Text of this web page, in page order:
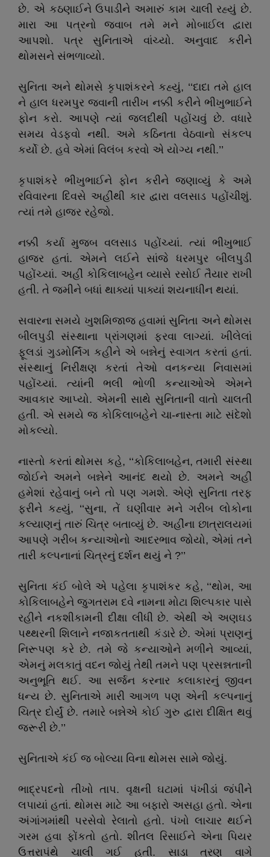
છે. એ કઠણાઈને ઉપાડીને અમારું કામ ચાલી રહ્યું છે.
મારા આ પત્રનો જવાબ તમે મને મોબાઈલ દ્વારા
આપશો. પત્ર સુનિતાએ વાંચ્યો. અનુવાદ કરીને
થોમસને સંભળાવ્યો.
સુનિતા અને થોમસે કૃપાશંકરને કહ્યું, ‘‘દાદા તમે હાલ
ને હાલ ધરમપુર જવાની તારીખ નક્કી કરીને ભીખુભાઈને
ફોન કરો. આપણે ત્યાં જલદીથી પહોંચવું છે. વધારે
સમય વેડફવો નથી. અમે કઠિનતા વેઠવાનો સંકલ્પ
કર્યો છે. હવે એમાં વિલંબ કરવો એ યોગ્ય નથી.’’
કૃપાશંકરે ભીખુભાઈને ફોન કરીને જણાવ્યું કે અમે
રવિવારના દિવસે અહીંથી કાર દ્વારા વલસાડ પહોંચીશું.
ત્યાં તમે હાજર રહેજો.
નક્કી કર્યા મુજબ વલસાડ પહોંચ્યાં. ત્યાં ભીખુભાઈ
હાજર હતાં. એમને લઈને સાંજે ધરમપુર બીલપુડી
પહોંચ્યાં. અહીં કોકિલાબહેન વ્યાસે રસોઈ તૈયાર રાખી
હતી. તે જમીને બધાં થાક્યાં પાક્યાં શયનાધીન થયાં.
સવારના સમયે ખુશમિજાજ હવામાં સુનિતા અને થોમસ
બીલપુડી સંસ્થાના પ્રાંગણમાં ફરવા લાગ્યાં. ખીલેલાં
ફૂલડાં ગુડમોર્નિંગ કહીને એ બન્નેનું સ્વાગત કરતાં હતાં.
સંસ્થાનું નિરીક્ષણ કરતાં તેઓ વનકન્યા નિવાસમાં
પહોંચ્યાં. ત્યાંની ભલી ભોળી કન્યાઓએ એમને
આવકાર આપ્યો. એમની સાથે સુનિતાની વાતો ચાલતી
હતી. એ સમયે જ કોકિલાબહેને ચા-નાસ્તા માટે સંદેશો
મોકલ્યો.
નાસ્તો કરતાં થોમસ કહે, ‘‘કોકિલાબહેન, તમારી સંસ્થા
જોઈને અમને બન્નેને આનંદ થયો છે. અમને અહીં
હમેશાં રહેવાનું બને તો પણ ગમશે. એણે સુનિતા તરફ
ફરીને કહ્યું, ‘‘સુના, તેં ઘણીવાર મને ગરીબ લોકોના
કલ્યાણનું તારું ચિત્ર બતાવ્યું છે. અહીંના છાત્રાલયમાં
આપણે ગરીબ કન્યાઓનો આદરભાવ જોયો, એમાં તને
તારી કલ્પનાનાં ચિત્રનું દર્શન થયું ને ?’’
સુનિતા કંઈ બોલે એ પહેલા કૃપાશંકર કહે, ‘‘થોમ, આ
કોકિલાબહેને જુગતરામ દવે નામના મોટા શિલ્પકાર પાસે
રહીને નકશીકામની દીક્ષા લીધી છે. એથી એ અણઘડ
પથ્થરની શિલાને નજાકતતાથી કંડારે છે. એમાં પ્રાણનું
નિરૂપણ કરે છે. તમે જે કન્યાઓને મળીને આવ્યાં,
એમનું મલકાતું વદન જોયું તેથી તમને પણ પ્રસન્નતાની
અનુભૂતિ થઈ. આ સર્જન કરનાર કલાકારનું જીવન
ધન્ય છે. સુનિતાએ મારી આગળ પણ એની કલ્પનાનું
ચિત્ર દોર્યું છે. તમારે બન્નેએ કોઈ ગુરુ દ્વારા દીક્ષિત થવું
જરૂરી છે.’’
સુનિતાએ કંઈ જ બોલ્યા વિના થોમસ સામે જોયું.
ભાદ્રપદનો તીખો તાપ. વૃક્ષની ઘટામાં પંખીડાં જંપીને
લપાયાં હતાં. થોમસ માટે આ બફારો અસહા હતો. એના
અંગાંગમાંથી પરસેવો રેલાતો હતો. પંખો લાચાર થઈને
ગરમ હવા ફોંકતો હતો. શીતલ રિસાઈને એના પિયર
ઉત્તરાપંથે ચાલી ગઈ હતી. સાડા ત્રણ વાગે